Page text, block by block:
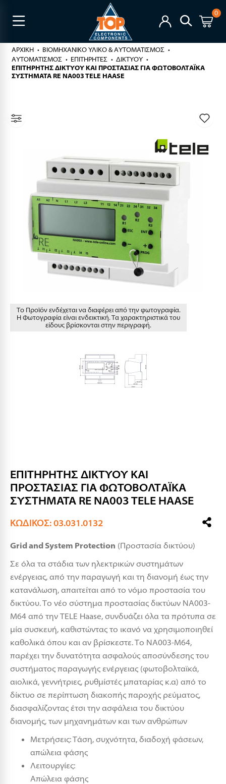
0
ΑΡΧΙΚΉ
ΒΙΟΜΗΧΑΝΙΚΟ ΥΛΙΚΟ & ΑΥΤΟΜΑΤΙΣΜΟΣ
ΑΥΤΟΜΑΤΙΣΜΟΣ
ΕΠΙΤΗΡΗΤΕΣ
ΔΙΚΤΥΟΥ
ΕΠΙΤΗΡΗΤΗΣ ΔΙΚΤΥΟΥ ΚΑΙ ΠΡΟΣΤΑΣΙΑΣ ΓΙΑ ΦΩΤΟΒΟΛΤAΪKA
ΣΥΣΤΗΜΑΤΑ RE NA003 TELE HAASE
Το Προϊόν ενδέχεται να διαφέρει από την φωτογραφία.
Η Φωτογραφία είναι ενδεικτική. Τα χαρακτηριστικά του
είδους βρίσκονται στην περιγραφή.
ΕΠΙΤΗΡΗΤΗΣ ΔΙΚΤΥΟΥ ΚΑΙ
ΠΡΟΣΤΑΣΙΑΣ ΓΙΑ ΦΩΤΟΒΟΛΤAΪKA
ΣΥΣΤΗΜΑΤΑ RE NA003 TELE HAASE
ΚΩΔΙΚΌΣ: 03.031.0132
Grid and System Protection (Προστασία δικτύου)
Σε όλα τα στάδια των ηλεκτρικών συστημάτων
ενέργειας, από την παραγωγή και τη διανομή έως την
κατανάλωση, απαιτείται από το νόμο προστασία του
δικτύου. Το νέο σύστημα προστασίας δικτύων NA003-
M64 από την TELE Haase, συνδυάζει όλα τα πρότυπα σε
μία συσκευή, καθιστώντας το ικανό να χρησιμοποιηθεί
καθολικά όπου και αν βρίσκεστε. Το NA003-M64,
παρέχει την δυνατότητα ασφαλούς αποσύνδεσης του
συστήματος παραγωγής ενέργειας (φωτοβολταϊκά,
αιολικά, γεννήτριες, ρυθμίστές μπαταρίας κ.α) από το
δίκτυο σε περίπτωση διακοπής παροχής ρεύματος,
διασφαλίζοντας έτσι την ασφάλεια του δικτύου
διανομής, των μηχανημάτων και των ανθρώπων
Μετρήσεις: Τάση, συχνότητα, διαδοχή φάσεων,
απώλεια φάσης
Λειτουργίες:
Απώλεια φάσης